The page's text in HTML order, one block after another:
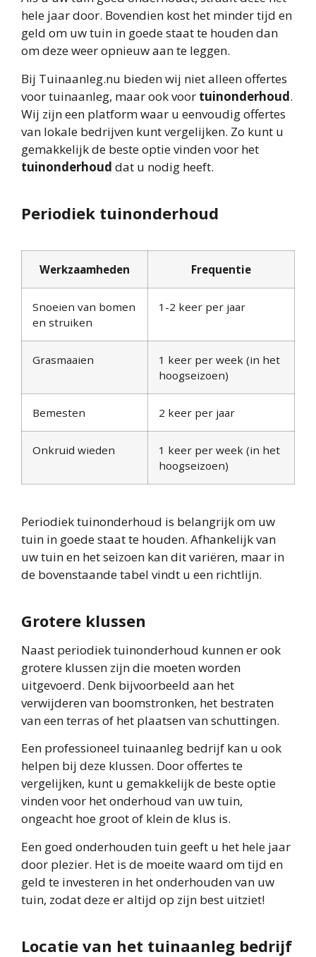
hele jaar door. Bovendien kost het minder tijd en
geld om uw tuin in goede staat te houden dan
om deze weer opnieuw aan te leggen.
Bij Tuinaanleg.nu bieden wij niet alleen offertes
voor tuinaanleg, maar ook voor tuinonderhoud.
Wij zijn een platform waar u eenvoudig offertes
van lokale bedrijven kunt vergelijken. Zo kunt u
gemakkelijk de beste optie vinden voor het
tuinonderhoud dat u nodig heeft.
Periodiek tuinonderhoud
Werkzaamheden Frequentie
Snoeien van bomen
en struiken
1-2 keer per jaar
Grasmaaien
1 keer per week (in het
hoogseizoen)
Bemesten 2 keer per jaar
Onkruid wieden
1 keer per week (in het
hoogseizoen)
Periodiek tuinonderhoud is belangrijk om uw
tuin in goede staat te houden. Afhankelijk van
uw tuin en het seizoen kan dit variëren, maar in
de bovenstaande tabel vindt u een richtlijn.
Grotere klussen
Naast periodiek tuinonderhoud kunnen er ook
grotere klussen zijn die moeten worden
uitgevoerd. Denk bijvoorbeeld aan het
verwijderen van boomstronken, het bestraten
van een terras of het plaatsen van schuttingen.
Een professioneel tuinaanleg bedrijf kan u ook
helpen bij deze klussen. Door offertes te
vergelijken, kunt u gemakkelijk de beste optie
vinden voor het onderhoud van uw tuin,
ongeacht hoe groot of klein de klus is.
Een goed onderhouden tuin geeft u het hele jaar
door plezier. Het is de moeite waard om tijd en
geld te investeren in het onderhouden van uw
tuin, zodat deze er altijd op zijn best uitziet!
Locatie van het tuinaanleg bedrijf